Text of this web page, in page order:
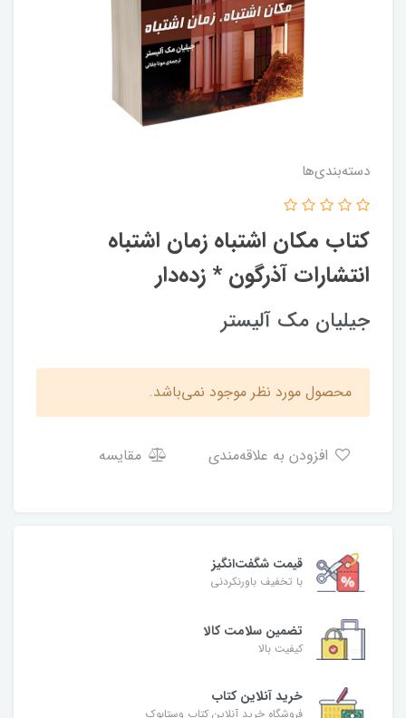
دسته‌بندی‌ها
کتاب مکان اشتباه زمان اشتباه
انتشارات آذرگون * زده‌دار
جیلیان مک آلیستر
محصول مورد نظر موجود نمی‌باشد.
مقایسه
قیمت شگفت‌انگیز
با تخفیف باورنکردنی
تضمین سلامت کالا
کیفیت بالا
خرید آنلاین کتاب
فروشگاه خرید آنلاین کتاب وستابوک